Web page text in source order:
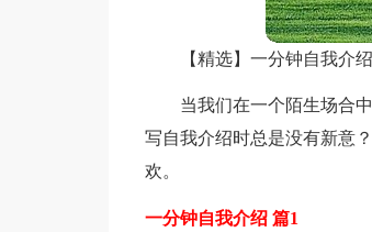
【精选】一分钟自我介
当我们在一个陌生场合
写自我介绍时总是没有新意
欢。
一分钟自我介绍 篇1